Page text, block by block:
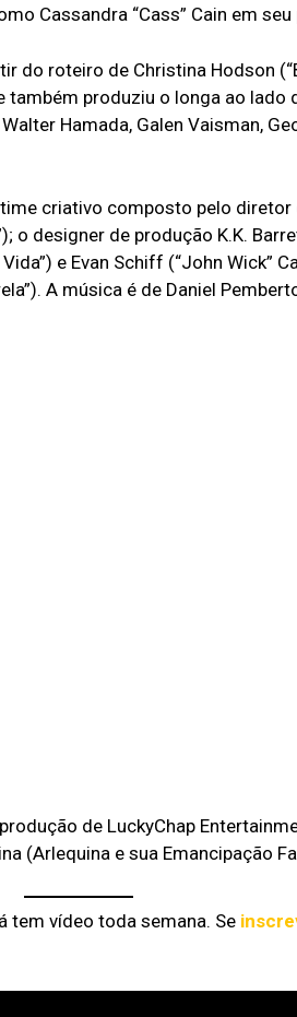
Cassandra “Cass” Cain em
do roteiro de Christina Hodson
também produziu o longa ao lado
Hamada, Galen Vaisman,
criativo composto pelo
o designer de produção K.K.
e Evan Schiff (“John Wick”
A música é de Daniel
de LuckyChap
(Arlequina e sua Emancipação
tem vídeo toda semana. Se